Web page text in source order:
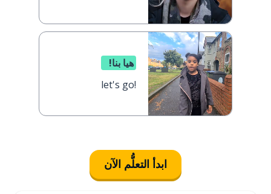
هيا بنا!
let's go!
ابدأ التعلُّم الآن